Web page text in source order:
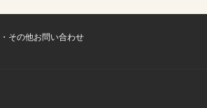
その他お問い合わせ